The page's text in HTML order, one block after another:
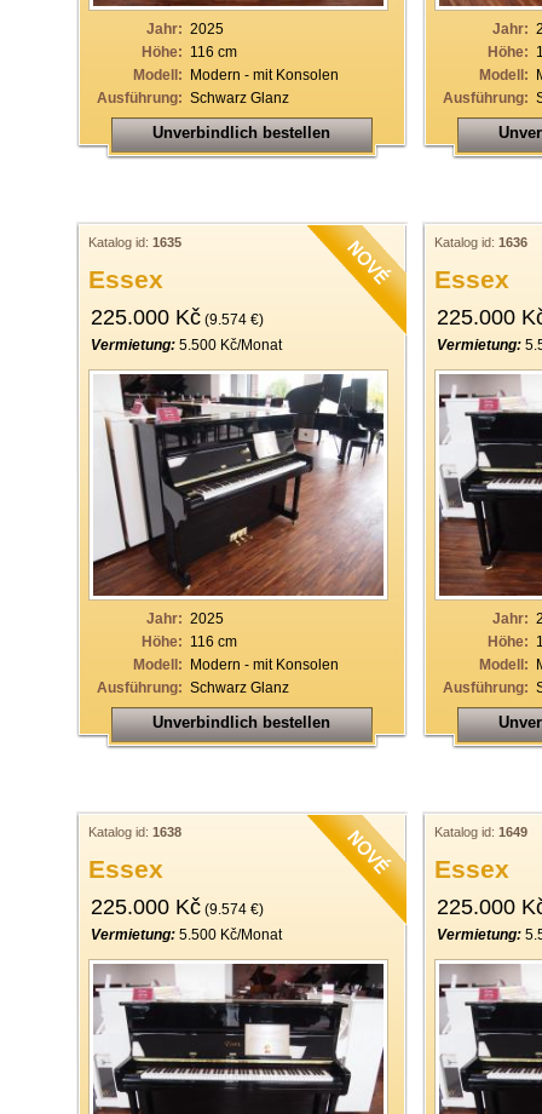
Jahr: 2025
Höhe: 116 cm
Modell: Modern - mit Konsolen
Ausführung: Schwarz Glanz
Unverbindlich bestellen
Jahr:
Höhe:
Modell:
Ausführung:
Katalog id: 1635
Essex
225.000 Kč (9.574 €)
Vermietung: 5.500 Kč/Monat
Jahr: 2025
Höhe: 116 cm
Modell: Modern - mit Konsolen
Ausführung: Schwarz Glanz
Unverbindlich bestellen
Katalog id: 1636
Essex
225.000
Vermietung:
Jahr:
Höhe:
Modell:
Ausführung:
Katalog id: 1638
Essex
225.000 Kč (9.574 €)
Vermietung: 5.500 Kč/Monat
Katalog id: 1649
Essex
225.000
Vermietung: